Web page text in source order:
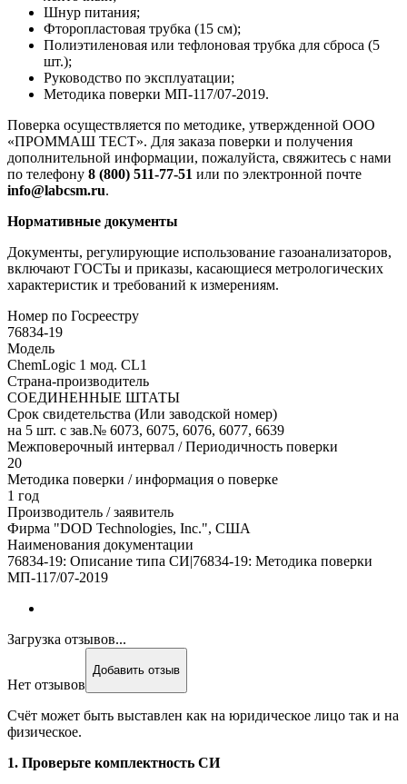
Шнур питания;
Фторопластовая трубка (15 см);
Полиэтиленовая или тефлоновая трубка для сброса (5
шт.);
Руководство по эксплуатации;
Методика поверки МП-117/07-2019.
Поверка осуществляется по методике, утвержденной ООО
«ПРОММАШ ТЕСТ». Для заказа поверки и получения
дополнительной информации, пожалуйста, свяжитесь с нами
по телефону 8 (800) 511-77-51 или по электронной почте
info@labcsm.ru.
Нормативные документы
Документы, регулирующие использование газоанализаторов,
включают ГОСТы и приказы, касающиеся метрологических
характеристик и требований к измерениям.
Номер по Госреестру
76834-19
Модель
ChemLogic 1 мод. CL1
Страна-производитель
СОЕДИНЕННЫЕ ШТАТЫ
Срок свидетельства (Или заводской номер)
на 5 шт. с зав.№ 6073, 6075, 6076, 6077, 6639
Межповерочный интервал / Периодичность поверки
20
Методика поверки / информация о поверке
1 год
Производитель / заявитель
Фирма "DOD Technologies, Inc.", США
Наименования документации
76834-19: Описание типа СИ|76834-19: Методика поверки
МП-117/07-2019
Загрузка отзывов...
Нет отзывов
Добавить отзыв
Счёт может быть выставлен как на юридическое лицо так и на
физическое.
1. Проверьте комплектность СИ